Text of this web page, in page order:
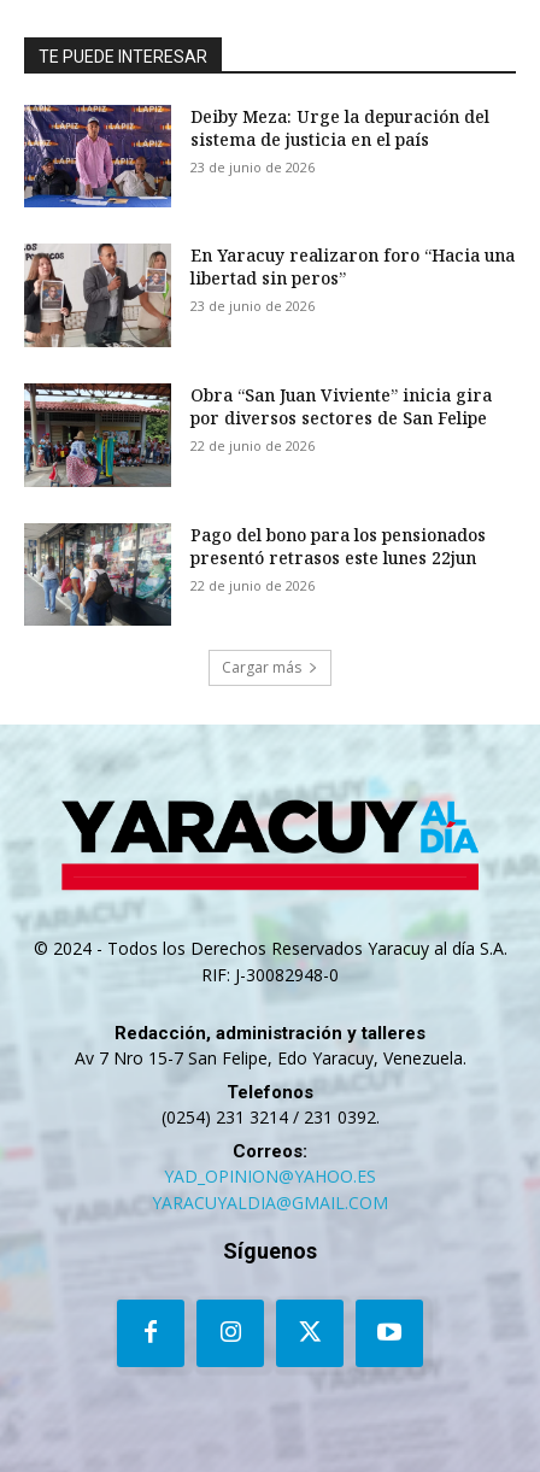
TE PUEDE INTERESAR
Deiby Meza: Urge la depuración del
sistema de justicia en el país
23 de junio de 2026
En Yaracuy realizaron foro “Hacia una
libertad sin peros”
23 de junio de 2026
Obra “San Juan Viviente” inicia gira
por diversos sectores de San Felipe
22 de junio de 2026
Pago del bono para los pensionados
presentó retrasos este lunes 22jun
22 de junio de 2026
Cargar más
© 2024 - Todos los Derechos Reservados Yaracuy al día S.A.
RIF: J-30082948-0
Redacción, administración y talleres
Av 7 Nro 15-7 San Felipe, Edo Yaracuy, Venezuela.
Telefonos
(0254) 231 3214 / 231 0392.
Correos:
YAD_OPINION@YAHOO.ES
YARACUYALDIA@GMAIL.COM
Síguenos